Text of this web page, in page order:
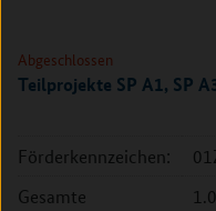
Abgeschlossen
Teilprojekte SP A1, SP
Förderkennzeichen:
Gesamte